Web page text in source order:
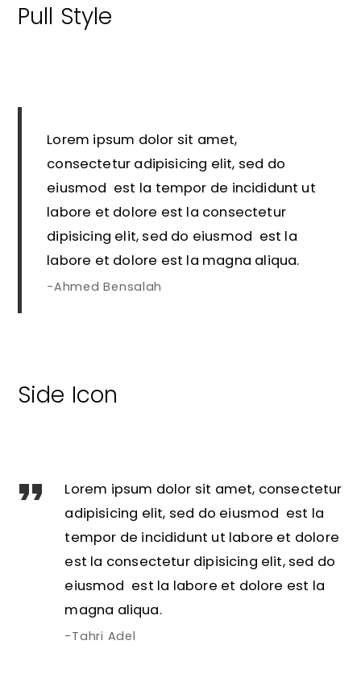
Pull Style
Lorem ipsum dolor sit amet,
consectetur adipisicing elit, sed do
eiusmod est la tempor de incididunt ut
labore et dolore est la consectetur
dipisicing elit, sed do eiusmod est la
labore et dolore est la magna aliqua.
Ahmed Bensalah
Side Icon
Lorem ipsum dolor sit amet, consectetur
adipisicing elit, sed do eiusmod est la
tempor de incididunt ut labore et dolore
est la consectetur dipisicing elit, sed do
eiusmod est la labore et dolore est la
magna aliqua.
Tahri Adel